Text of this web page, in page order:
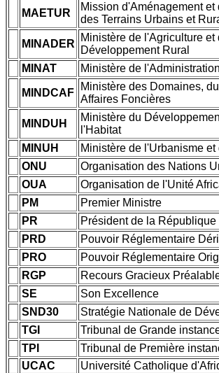
MAETUR
Mission d'Aménagement et
des Terrains Urbains et
MINADER
Ministère de l'Agriculture et
Développement Rural
MINAT
Ministère de
MINDCAF
Ministère des Domaines,
Affaires Foncières
MINDUH
Ministère du
l'Habitat
MINUH
Ministère de l'Urbanisme
ONU
Organisation des Nations
OUA
Organisation de l'Unité
PM
Premier Ministre
PR
Président de la République
PRD
Pouvoir Réglementaire
PRO
Pouvoir Réglementaire
RGP
Recours Gracieux
SE
Son Excellence
SND30
Stratégie Nationale de
TGI
Tribunal de Grande
TPI
Tribunal de Première
UCAC
Université Catholique